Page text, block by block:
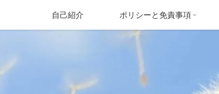
自己紹介 ポリシーと免責事項